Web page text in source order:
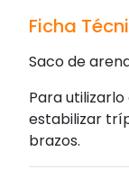
Ficha
Saco de
Para
estabilizar
brazos.